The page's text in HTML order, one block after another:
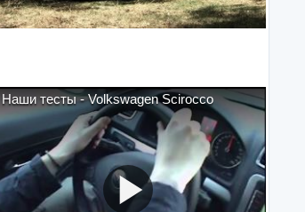
Наши тесты - Volkswagen Scirocco